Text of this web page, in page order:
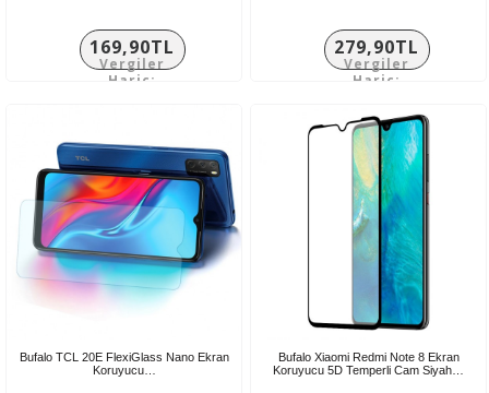
169,90TL
Vergiler
Hariç:
279,90TL
Vergiler
Hariç:
Bufalo TCL 20E FlexiGlass Nano Ekran
Koruyucu…
Bufalo Xiaomi Redmi Note 8 Ekran
Koruyucu 5D Temperli Cam Siyah…